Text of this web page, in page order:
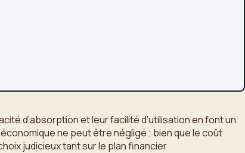
d’absorption et leur facilité d’utilisation en font un
ne peut être négligé ; bien que le coût
judicieux tant sur le plan financier